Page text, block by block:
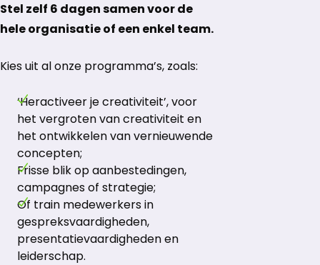
Stel zelf 6 dagen samen voor de
hele organisatie of een enkel team.
Kies uit al onze programma’s, zoals:
‘Heractiveer je creativiteit’, voor
het vergroten van creativiteit en
het ontwikkelen van vernieuwende
concepten;
Frisse blik op aanbestedingen,
campagnes of strategie;
Of train medewerkers in
gespreksvaardigheden,
presentatievaardigheden en
leiderschap.